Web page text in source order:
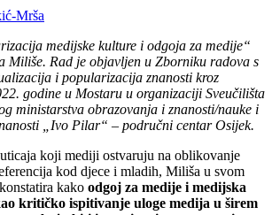
Mrša
medijske kulture i odgoja za medije“
Miliše. Rad je objavljen u Zborniku radova s
i popularizacija znanosti kroz
godine u Mostaru u organizaciji Sveučilišta
ministarstva obrazovanja i znanosti/nauke i
„Ivo Pilar“ – područni centar Osijek.
koji mediji ostvaruju na oblikovanje
kod djece i mladih, Miliša u svom
kako odgoj za medije i medijska
kritičko ispitivanje uloge medija u širem